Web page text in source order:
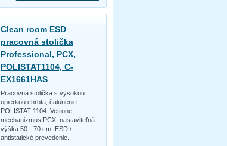
Clean room ESD
pracovná stolička
Professional, PCX,
POLISTAT1104, C-
EX1661HAS
Pracovná stolička s vysokou
opierkou chrbta, čalúnenie
POLISTAT 1104. Vetrone,
mechanizmus PCX, nastaviteľná
výška 50 - 70 cm. ESD /
antistatické prevedenie.